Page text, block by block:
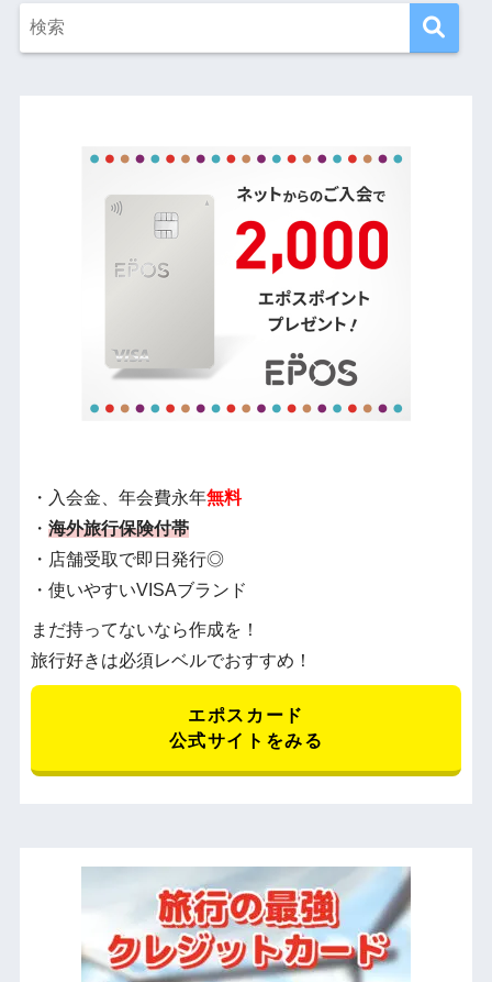
・入会金、年会費永年無料
・ 海外旅行保険付帯
・店舗受取で即日発行◎
・使いやすいVISAブランド
まだ持ってないなら作成を！
旅行好きは必須レベルでおすすめ！
エポスカード
公式サイトをみる